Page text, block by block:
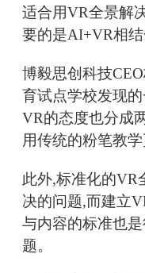
适合用VR全景解
要的是AI+VR相
博毅思创科技
育试点学校发现
VR的态度也分成
用传统的粉笔教学
此外,标准化的VR
决的问题,而建立
与内容的标准也
题。